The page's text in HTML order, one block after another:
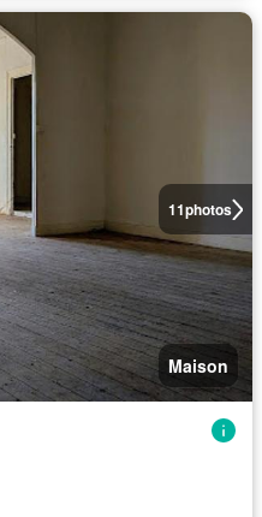
11photos
Maison